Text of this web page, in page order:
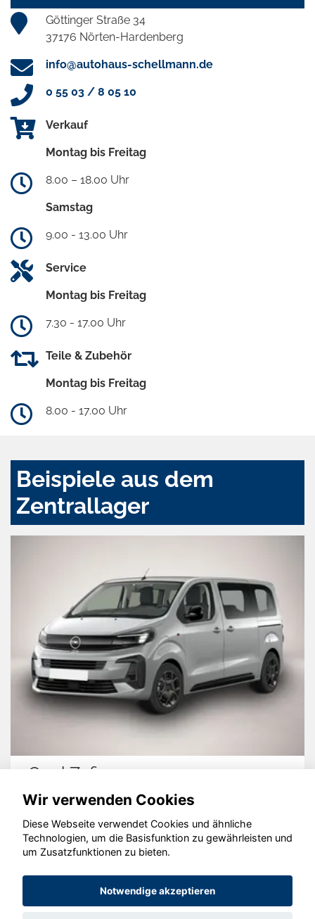
Göttinger Straße 34
37176 Nörten-Hardenberg
info@autohaus-schellmann.de
0 55 03 / 8 05 10
Verkauf
Montag bis Freitag
8.00 – 18.00 Uhr
Samstag
9.00 - 13.00 Uhr
Service
Montag bis Freitag
7.30 - 17.00 Uhr
Teile & Zubehör
Montag bis Freitag
8.00 - 17.00 Uhr
Beispiele aus dem
Zentrallager
Opel Zafira
© konjunkturmotor.de GmbH 2020 - 2026
Wir verwenden Cookies
Diese Webseite verwendet Cookies und ähnliche
Technologien, um die Basisfunktion zu gewährleisten und
um Zusatzfunktionen zu bieten.
Notwendige akzeptieren